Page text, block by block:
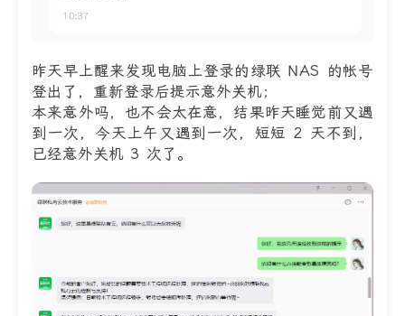
昨天早上醒来发现电脑上登录的绿联 NAS 的帐号
登出了，重新登录后提示意外关机；
本来意外吗，也不会太在意，结果昨天睡觉前又遇
到一次，今天上午又遇到一次，短短 2 天不到，
已经意外关机 3 次了。